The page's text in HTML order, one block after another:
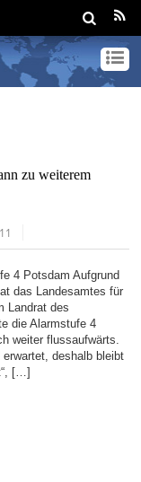
zu weiterem
4 Potsdam Aufgrund
das Landesamtes für
Landrat des
die Alarmstufe 4
weiter flussaufwärts.
deshalb bleibt
[…]